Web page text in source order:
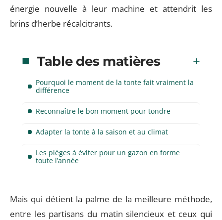
énergie nouvelle à leur machine et attendrit les
brins d’herbe récalcitrants.
Table des matières
Pourquoi le moment de la tonte fait vraiment la
différence
Reconnaître le bon moment pour tondre
Adapter la tonte à la saison et au climat
Les pièges à éviter pour un gazon en forme
toute l’année
Mais qui détient la palme de la meilleure méthode,
entre les partisans du matin silencieux et ceux qui